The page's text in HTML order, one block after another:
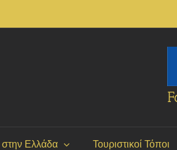
Ελλάδα Τουριστικοί Τόποι